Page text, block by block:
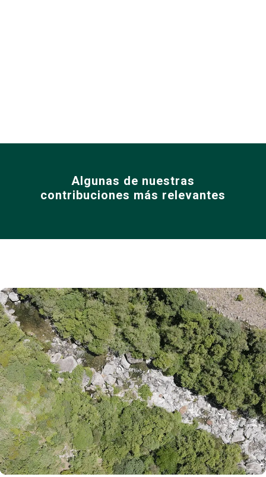
Algunas de nuestras
contribuciones más relevantes
Implementación de APs de carácter
Nacional en el sur de Bolivia
Hemos llevado adelante la implementación
de las tres áreas protegidas de carácter
nacional que existen en el departamento de
Tarija: la Reserva Biológica de la Cordillera
de Sama, el Parque Nacional Aguaragüe y la
Reserva de Flora y Fauna de Tariquía.
Además, ha participado en la elaboración del
marco normativo para la creación del Parque
Nacional Serranía del Iñao en el
departamento de Chuquisaca.